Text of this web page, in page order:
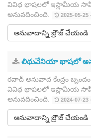
వివిధ భాషలలో ఇస్లామీయ
అనువదించింది.
2025-05-25
అనువాదాన్ని బ్రౌజ్ చేయండి
లిథువేనియా భాషలో
రవాద్ అనువాద కేంద్రం
వివిధ భాషలలో ఇస్లామీయ
అనువదించింది.
2024-07-23
అనువాదాన్ని బ్రౌజ్ చేయండి